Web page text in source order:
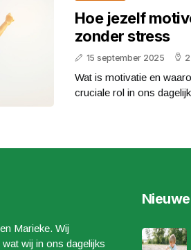
Hoe jezelf
zonder stress
15 september 2025
Wat is motivatie en
cruciale rol in ons
Marieke. Wij
wij in ons dagelijks